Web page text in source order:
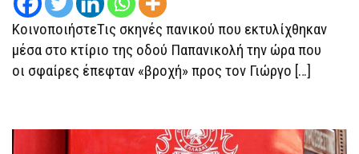
ΚοινοποιήστεΤις σκηνές πανικού που εκτυλίχθηκαν
μέσα στο κτίριο της οδού Παπανικολή την ώρα που
οι σφαίρες έπεφταν «βροχή» προς τον Γιώργο […]